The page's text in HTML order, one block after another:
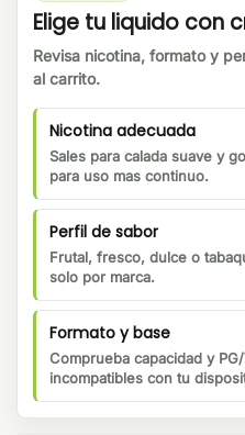
Elige tu liquido con
Revisa nicotina, formato y
al carrito.
Nicotina adecuada
Sales para calada suave y
para uso mas continuo.
Perfil de sabor
Frutal, fresco, dulce o
solo por marca.
Formato y base
Comprueba capacidad y
incompatibles con tu